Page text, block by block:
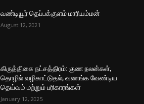
வண்டியூர் தெப்பக்குளம் மாரியம்மன்
August 12, 2021
கிருத்திகை நட்சத்திரம்: குண நலன்கள்,
தொழில் வழிகாட்டுதல், வணங்க வேண்டிய
தெய்வம் மற்றும் பரிகாரங்கள்
January 12, 2025